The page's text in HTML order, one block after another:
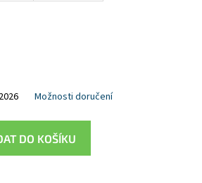
Možnosti doručení
DO KOŠÍKU